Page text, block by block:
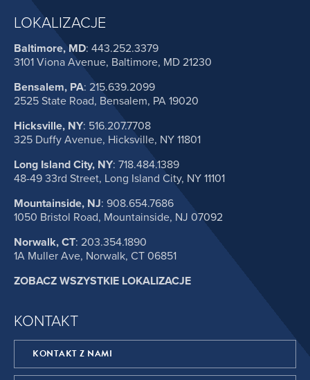
LOKALIZACJE
Baltimore, MD: 443.252.3379
3101 Viona Avenue, Baltimore, MD 21230
Bensalem, PA: 215.639.2099
2525 State Road, Bensalem, PA 19020
Hicksville, NY: 516.207.7708
325 Duffy Avenue, Hicksville, NY 11801
Long Island City, NY: 718.484.1389
48-49 33rd Street, Long Island City, NY 11101
Mountainside, NJ: 908.654.7686
1050 Bristol Road, Mountainside, NJ 07092
Norwalk, CT: 203.354.1890
1A Muller Ave, Norwalk, CT 06851
ZOBACZ WSZYSTKIE LOKALIZACJE
KONTAKT
KONTAKT Z NAMI